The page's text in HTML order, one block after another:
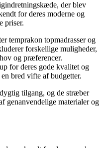
der blev
for deres moderne og
priser.
temprakon topmadrasser og
forskellige muligheder,
og præferencer.
for deres gode kvalitet og
bred vifte af budgetter.
tilgang, og de stræber
genanvendelige materialer og